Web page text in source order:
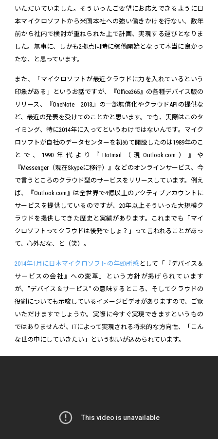
いただいていました。そういったご要望にお応えできるように日
本マイクロソフトから米国本社への強い働きかけを行ない、数年
前から社内で検討が重ねられた上で計画、実現する運びとなりま
した。無事に、しかも2拠点同時に稼働開始となって本当に良かっ
たな、と思っています。
また、「マイクロソフトが最近クラウドに力を入れているという
印象がある」というお話ですが、『Office365』の各種デバイス版の
リリース、『OneNote 2013』の一部無償化やクラウドAPIの提供な
ど、最近の発表を受けてのことかと思います。でも、実際はこのタ
イミング、特に2014年に入ってというわけではないんです。マイク
ロソフトが自社のデータセンターを初めて開設したのは1989年のこ
とで、1990年代より『Hotmail（現Outlook.com）』や
『Messenger（現在Skypeに移行）』などのオンラインサービス、今
で言うところのクラウド型のサービスをリリースしています。例え
ば、『Outlook.com』は全世界で4億以上のアクティブアカウントに
サービスを提供しているのですが、20年以上そういった大規模ク
ラウドを提供してきた歴史と実績があります。これまでも「マイ
クロソフトってクラウドは後発でしょ？」って言われることがあっ
て、心外だな、と（笑）。
2014年1月に日本マイクロソフトの年頭所感として「『デバイス＆
サービスの会社』への変革」という方針が掲げられています
が、”デバイス＆サービス” の意味するところ、そしてクラウドの
役割についても示唆しているイメージビデオがありますので、ご覧
いただけますでしょうか。実際に今すぐ実現できますというもの
ではありませんが、ITによって実現される将来的な方向性、「こん
な世の中にしていきたい」という想いが込められています。